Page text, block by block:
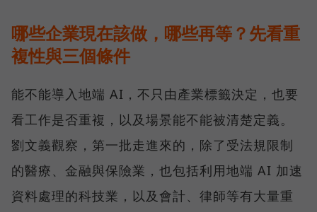
哪些企業現在該做，哪些再等？先看重
複性與三個條件
能不能導入地端 AI，不只由產業標籤決定，也要
看工作是否重複，以及場景能不能被清楚定義。
劉文義觀察，第一批走進來的，除了受法規限制
的醫療、金融與保險業，也包括利用地端 AI 加速
資料處理的科技業，以及會計、律師等有大量重